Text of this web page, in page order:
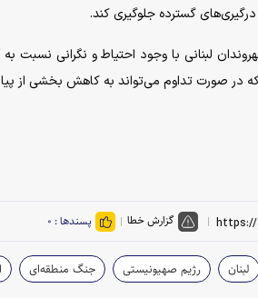
گسترده جلوگیری کند.
لبنانی با وجود احتیاط و نگرانی نسبت
در صورت تداوم می‌تواند به کاهش بخشی از
گزارش خطا پسندها : ۰
لبنان رژیم صهیونیستی جنگ منطقه‌ای